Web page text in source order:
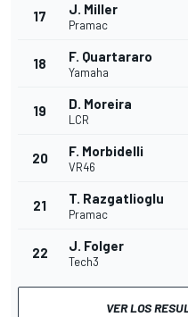
17 J. Miller
Pramac
18 F. Quartararo
Yamaha
19 D. Moreira
LCR
20 F. Morbidelli
VR46
21 T. Razgatlioglu
Pramac
22 J. Folger
Tech3
VER LOS